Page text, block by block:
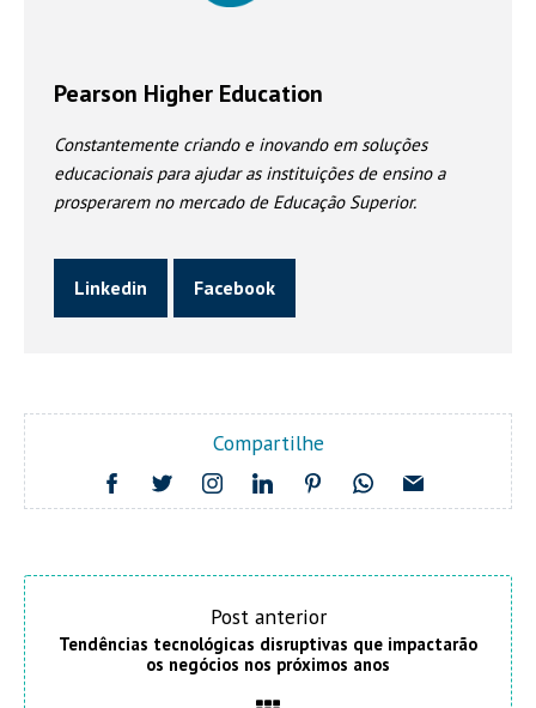
Pearson Higher Education
Constantemente criando e inovando em soluções
educacionais para ajudar as instituições de ensino a
prosperarem no mercado de Educação Superior.
Linkedin Facebook
Compartilhe
Post anterior
Tendências tecnológicas disruptivas que impactarão
os negócios nos próximos anos